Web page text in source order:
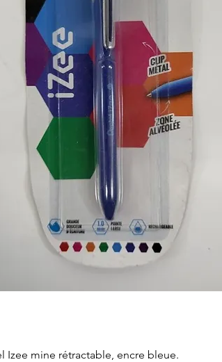
Izee mine rétractable, encre bleue.